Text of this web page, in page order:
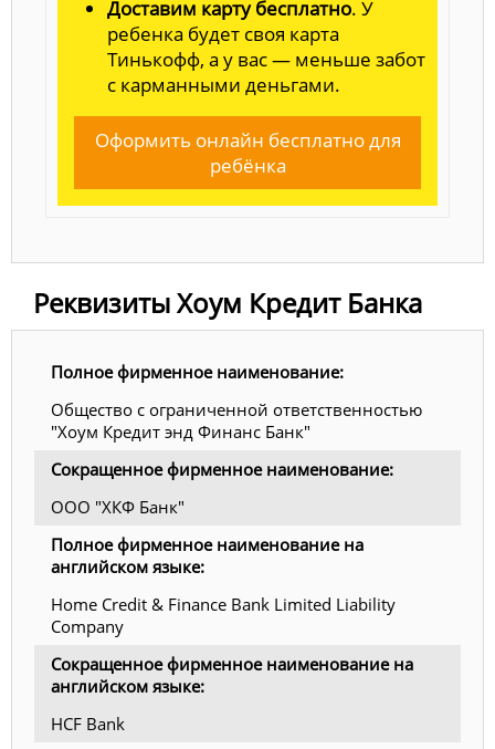
Доставим карту бесплатно. У
ребенка будет своя карта
Тинькофф, а у вас — меньше забот
с карманными деньгами.
Оформить онлайн бесплатно для
ребёнка
Реквизиты Хоум Кредит Банка
Полное фирменное наименование:
Общество с ограниченной ответственностью
"Хоум Кредит энд Финанс Банк"
Сокращенное фирменное наименование:
ООО "ХКФ Банк"
Полное фирменное наименование на
английском языке:
Home Credit & Finance Bank Limited Liability
Company
Сокращенное фирменное наименование на
английском языке:
HCF Bank